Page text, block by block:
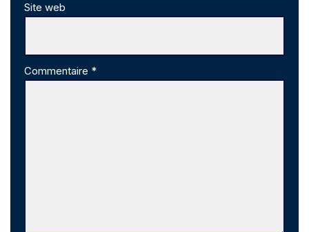
Site web
Commentaire *